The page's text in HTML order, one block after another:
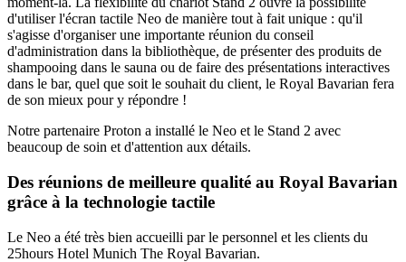
d'utiliser l'écran tactile Neo de manière tout à fait unique : qu'il
s'agisse d'organiser une importante réunion du conseil
d'administration dans la bibliothèque, de présenter des produits de
shampooing dans le sauna ou de faire des présentations interactives
dans le bar, quel que soit le souhait du client, le Royal Bavarian fera
de son mieux pour y répondre !
Notre partenaire Proton a installé le Neo et le Stand 2 avec
beaucoup de soin et d'attention aux détails.
Des réunions de meilleure qualité au Royal Bavarian
grâce à la technologie tactile
Le Neo a été très bien accueilli par le personnel et les clients du
25hours Hotel Munich The Royal Bavarian.